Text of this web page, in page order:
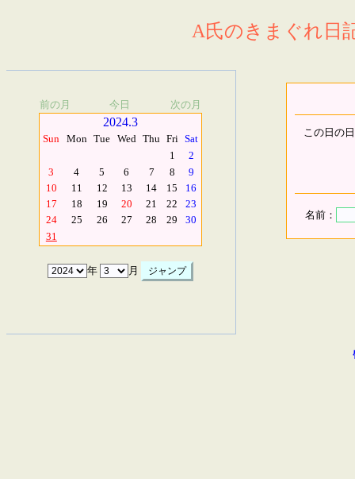
A氏のきまぐれ日
前の月 今日 次の月
2024.3
Sun Mon Tue Wed Thu Fri Sat
1
2
3
4 5 6 7 8
9
10
11 12 13 14 15
16
17
18 19 20 21 22
23
24
25 26 27 28 29
30
31
年 月
この日の
名前：